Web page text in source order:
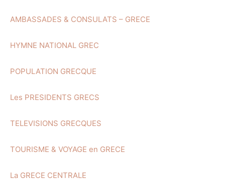
AMBASSADES & CONSULATS – GRECE
HYMNE NATIONAL GREC
POPULATION GRECQUE
Les PRESIDENTS GRECS
TELEVISIONS GRECQUES
TOURISME & VOYAGE en GRECE
La GRECE CENTRALE